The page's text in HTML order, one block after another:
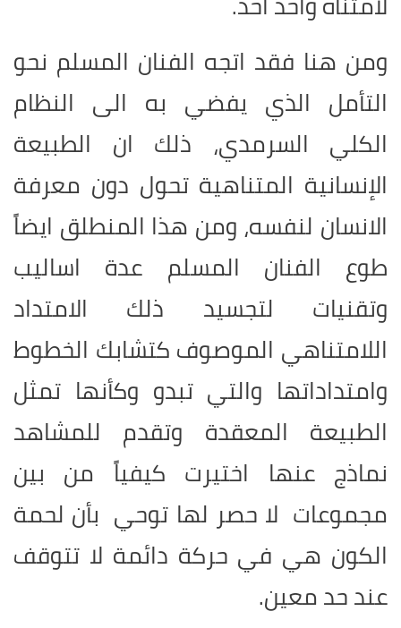
ومن هنا فقد اتجه الفنان المسلم نحو
التأمل الذي يفضي به الى النظام
الكلي السرمدي، ذلك ان الطبيعة
الإنسانية المتناهية تحول دون معرفة
الانسان لنفسه، ومن هذا المنطلق ايضاً
طوع الفنان المسلم عدة اساليب
وتقنيات لتجسيد ذلك الامتداد
اللامتناهي الموصوف كتشابك الخطوط
وامتداداتها والتي تبدو وكأنها تمثل
الطبيعة المعقدة وتقدم للمشاهد
نماذج عنها اختيرت كيفياً من بين
مجموعات لا حصر لها توحي بأن لحمة
الكون هي في حركة دائمة لا تتوقف
عند حد معين.